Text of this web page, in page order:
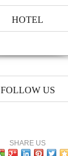
HOTEL
FOLLOW US
SHARE US